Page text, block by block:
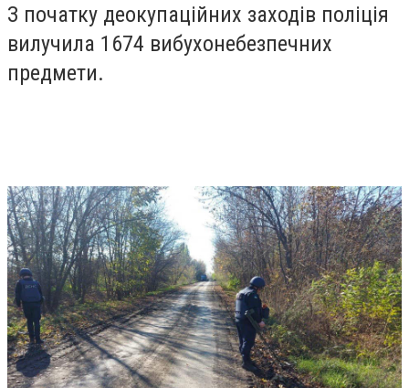
З початку деокупаційних заходів поліція
вилучила 1674 вибухонебезпечних
предмети.